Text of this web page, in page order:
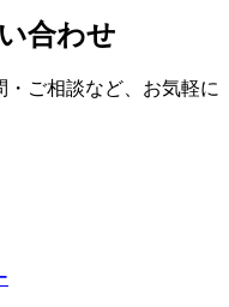
合わせ
・ご相談など、お気軽に